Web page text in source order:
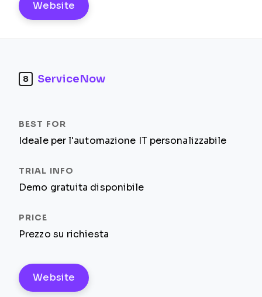
Website
8 ServiceNow
Ideale per l'automazione IT personalizzabile
Demo gratuita disponibile
Prezzo su richiesta
Website